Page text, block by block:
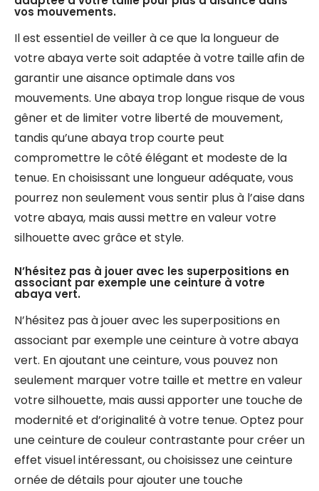
vos mouvements.
Il est essentiel de veiller à ce que la longueur de
votre abaya verte soit adaptée à votre taille afin de
garantir une aisance optimale dans vos
mouvements. Une abaya trop longue risque de vous
gêner et de limiter votre liberté de mouvement,
tandis qu’une abaya trop courte peut
compromettre le côté élégant et modeste de la
tenue. En choisissant une longueur adéquate, vous
pourrez non seulement vous sentir plus à l’aise dans
votre abaya, mais aussi mettre en valeur votre
silhouette avec grâce et style.
N’hésitez pas à jouer avec les superpositions en
associant par exemple une ceinture à votre
abaya vert.
N’hésitez pas à jouer avec les superpositions en
associant par exemple une ceinture à votre abaya
vert. En ajoutant une ceinture, vous pouvez non
seulement marquer votre taille et mettre en valeur
votre silhouette, mais aussi apporter une touche de
modernité et d’originalité à votre tenue. Optez pour
une ceinture de couleur contrastante pour créer un
effet visuel intéressant, ou choisissez une ceinture
ornée de détails pour ajouter une touche